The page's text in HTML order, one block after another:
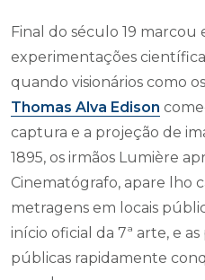
Final do século 19 marcou
experimentações
quando visionários como
Thomas Alva Edison
captura e a projeção de
1895, os irmãos Lumière
Cinematógrafo, apare lho
metragens em locais
início oficial da 7ª arte, e
públicas rapidamente